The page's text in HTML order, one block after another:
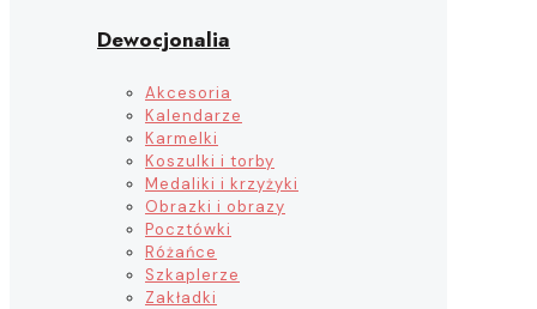
Dewocjonalia
Akcesoria
Kalendarze
Karmelki
Koszulki i torby
Medaliki i krzyżyki
Obrazki i obrazy
Pocztówki
Różańce
Szkaplerze
Zakładki